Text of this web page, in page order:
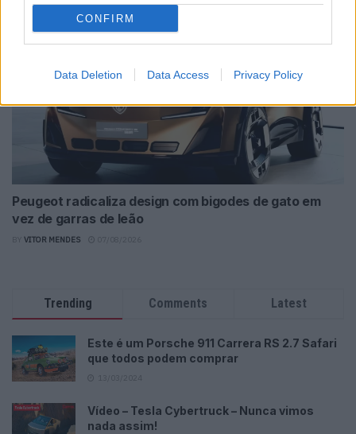
CONFIRM
Data Deletion Data Access Privacy Policy
Peugeot radicaliza design com bigodes de gato em
vez de garras de leão
VITOR MENDES
Trending Comments Latest
Este é um Porsche 911 Carrera RS 2.7 Safari
que todos podem comprar
Vídeo – Tesla Cybertruck – Nunca vimos
nada assim!